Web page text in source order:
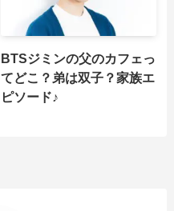
BTSジミンの父のカフェっ
てどこ？弟は双子？家族エ
ピソード♪